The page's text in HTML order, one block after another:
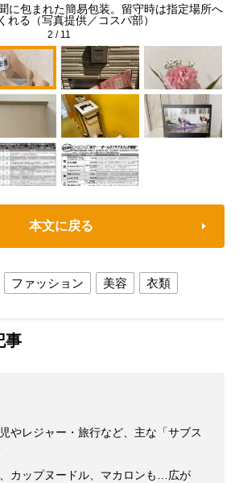
に包まれた簡易包装。留守時は指定場所へ
れる（写真提供／コスパ部）
2 / 11
本文に戻る
ファッション 美容 衣類
事
やレジャー・旅行など、主な「サブス
カップヌードル、マカロンも…広が